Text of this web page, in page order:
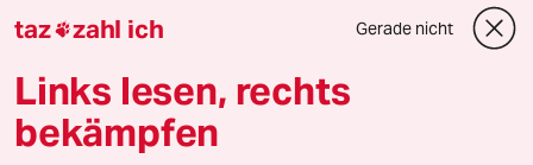
Downloads für Abonnierende
© 2026 taz Verlags und Vertriebs GmbH
taz zahl ich Gerade nicht
Links lesen, rechts
bekämpfen